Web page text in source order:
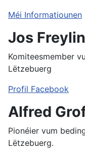
Méi Informatiounen
Jos
Komiteesmember
Lëtzebuerg
Profil Facebook
Alfred
Pionéier vum
Lëtzebuerg.